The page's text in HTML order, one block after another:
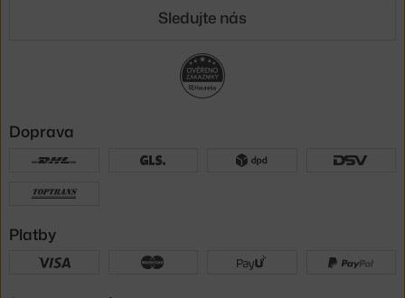
Sledujte nás
Doprava
Platby